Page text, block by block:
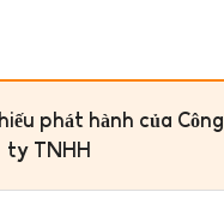
phát hành của Công
ty TNHH